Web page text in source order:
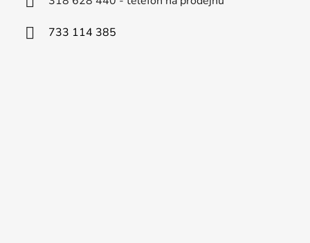
733 114 385